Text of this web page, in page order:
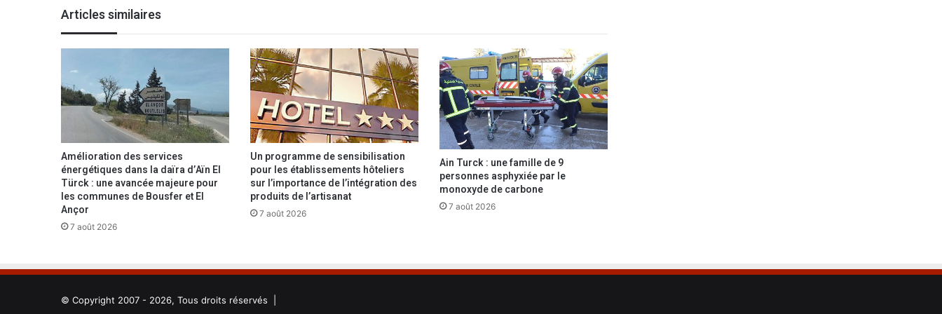
e
r
à
t
t
p
e
r
a
u
p
s
i
s
a
u
e
n
t
r
e
p
u
Articles similaires
Amélioration des services
énergétiques dans la daïra d’Aïn El
Türck : une avancée majeure pour
les communes de Bousfer et El
Ançor
7 août 2026
Un programme de sensibilisation
pour les établissements hôteliers
sur l’importance de l’intégration des
produits de l’artisanat
7 août 2026
Ain Turck : une famille de 9
personnes asphyxiée par le
monoxyde de carbone
7 août 2026
© Copyright 2007 - 2026, Tous droits réservés |